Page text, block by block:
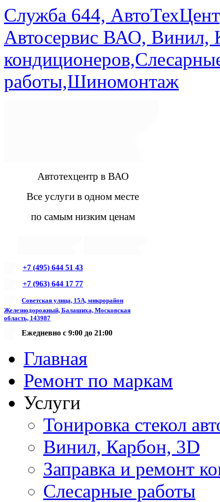
Служба 644,
Автосервис ВАО, Винил,
работы,Шиномонтаж
Автотехцентр в ВАО
Все услуги в одном месте
по самым низким ценам
+7 (495) 644 51 43
+7 (963) 644 17 77
Советская улица, 15А, микрорайон
Железнодорожный, Балашиха, Московская
область, 143987
Ежедневно с 9:00 до 21:00
Главная
Ремонт по маркам
Услуги
Тонировка стекол
Винил, Карбон, 3D
Заправка и ремонт
Слесарные работы